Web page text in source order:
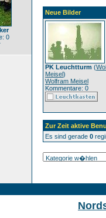
0
Neue Bilder
PK Leuchtturm (
Meisel)
Wolfram Meisel
Kommentare: 0
Zur Zeit aktive
Es sind gerade 0